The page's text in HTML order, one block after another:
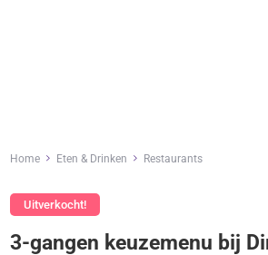
Home Eten & Drinken Restaurants
Uitverkocht!
3-gangen keuzemenu bij